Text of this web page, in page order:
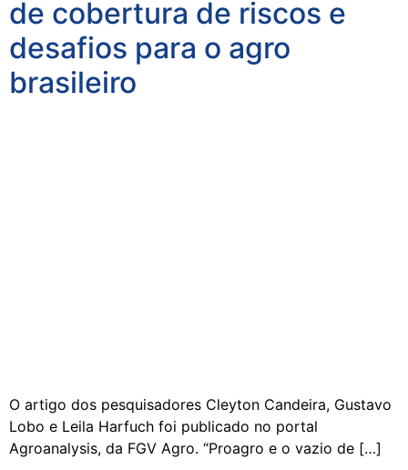
de cobertura de riscos e
desafios para o agro
brasileiro
O artigo dos pesquisadores Cleyton Candeira, Gustavo
Lobo e Leila Harfuch foi publicado no portal
Agroanalysis, da FGV Agro. “Proagro e o vazio de […]